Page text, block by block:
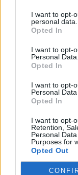
I want to opt-
personal data.
Opted In
I want to opt-
Personal Data.
Opted In
I want to opt-
Personal
Opted In
I want to opt-
Retention,
Personal
Purposes for
Opted Out
Sony presenta
tecnologia
Bluetooth, l’RMT-
appassionati di
astrofotografia,